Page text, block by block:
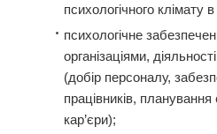
психологічного клімату в
психологічне
організаціями,
(добір персоналу,
працівників,
кар’єри);